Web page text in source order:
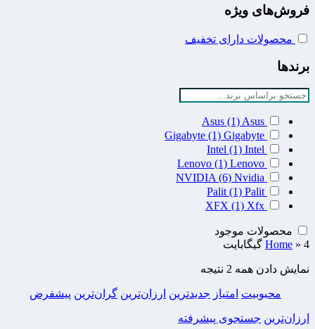
فروش‌های ویژه
محصولات دارای تخفیف
برندها
Asus (1) Asus
Gigabyte (1) Gigabyte
Intel (1) Intel
Lenovo (1) Lenovo
NVIDIA (6) Nvidia
Palit (1) Palit
XFX (1) Xfx
محصولات موجود
Home » 4 گیگابایت
نمایش دادن همه 2 نتیجه
محبوبیت امتیاز جدیدترین ارزان‌ترین گران‌ترین پیشفرض
ارزان‌ترین جستجوی پیشرفته